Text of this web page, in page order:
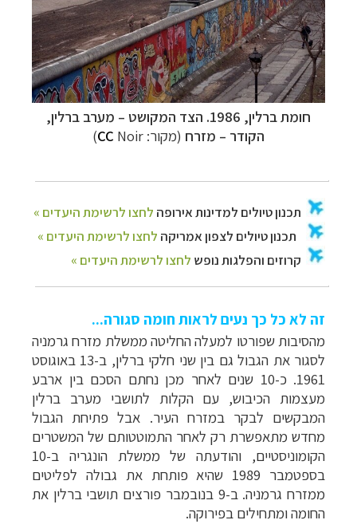
חומת ברלין, 1986. הצד המקושט – מערב ברלין,
הקודר – מזרח (מקור: CC Noir
)
זה לא כל כך נעים לראות חומה סגורה...
מהסיבות שפורטו למעלה החליטה ממשלת מזרח גרמניה
לסגור את הגבול גם בין שני חלקי ברלין,
ב-13 באוגוסט
1961. כ-10 שנים לאחר מכן נחתם הסכם בין ארבע
מעצמות הכיבוש, עם הקלות לתושבי מערב ברלין
המבקשים לבקר במזרח העיר. אבל פתיחת הגבול
מחדש מתאפשרת רק לאחר התמוטטותם של המשטרים
הקומוניסטיים, והודעתה של ממשלת הונגריה ב-10
בספטמבר 1989 שהיא פותחת את גבולה לפליטים
ממזרח גרמניה. ב-9 בנובמבר פורצים תושבי ברלין את
החומה ומתחילים בפירוקה.